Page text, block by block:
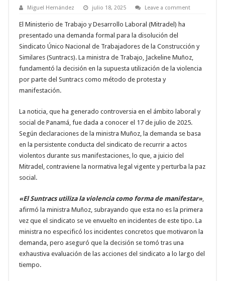
Miguel Hernández julio 18, 2025 Leave a comment
El Ministerio de Trabajo y Desarrollo Laboral (Mitradel) ha
presentado una demanda formal para la disolución del
Sindicato Único Nacional de Trabajadores de la Construcción y
Similares (Suntracs). La ministra de Trabajo, Jackeline Muñoz,
fundamentó la decisión en la supuesta utilización de la violencia
por parte del Suntracs como método de protesta y
manifestación.
La noticia, que ha generado controversia en el ámbito laboral y
social de Panamá, fue dada a conocer el 17 de julio de 2025.
Según declaraciones de la ministra Muñoz, la demanda se basa
en la persistente conducta del sindicato de recurrir a actos
violentos durante sus manifestaciones, lo que, a juicio del
Mitradel, contraviene la normativa legal vigente y perturba la paz
social.
«El Suntracs utiliza la violencia como forma de manifestar»
afirmó la ministra Muñoz, subrayando que esta no es la primera
vez que el sindicato se ve envuelto en incidentes de este tipo. La
ministra no especificó los incidentes concretos que motivaron la
demanda, pero aseguró que la decisión se tomó tras una
exhaustiva evaluación de las acciones del sindicato a lo largo del
tiempo.